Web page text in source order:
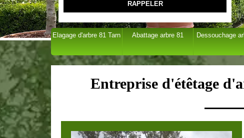
Elagage d'arbre 81 Tarn Abattage arbre 81 Dessouchage
Entreprise d'étêtage